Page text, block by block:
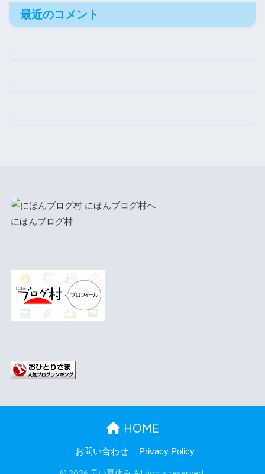
最近のコメント
にほんブログ村
HOME
お問い合わせ Privacy Policy